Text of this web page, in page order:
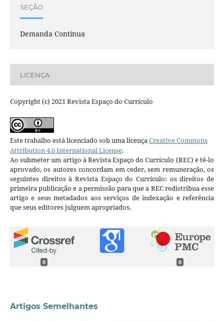
SEÇÃO
Demanda Contínua
LICENÇA
Copyright (c) 2021 Revista Espaço do Currículo
Este trabalho está licenciado sob uma licençaCreative Commons
Attribution 4.0 International License.
Ao submeter um artigo à Revista Espaço do Currículo (REC) e tê-lo
aprovado, os autores concordam em ceder, sem remuneração, os
seguintes direitos à Revista Espaço do Currículo: os direitos de
primeira publicação e a permissão para que a REC redistribua esse
artigo e seus metadados aos serviços de indexação e referência
que seus editores julguem apropriados.
0 0
Artigos Semelhantes